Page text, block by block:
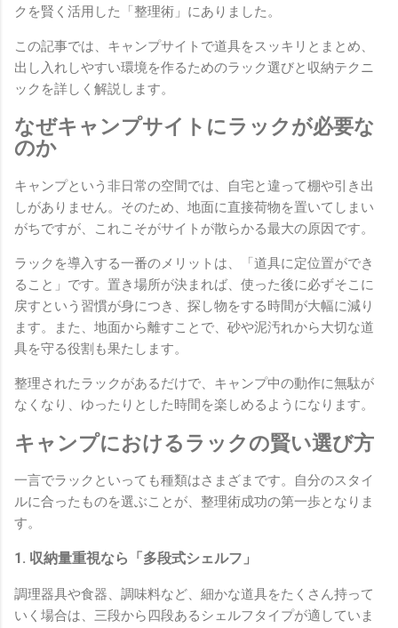
クを賢く活用した「整理術」にありました。
この記事では、キャンプサイトで道具をスッキリとまとめ、
出し入れしやすい環境を作るためのラック選びと収納テクニ
ックを詳しく解説します。
なぜキャンプサイトにラックが必要な
のか
キャンプという非日常の空間では、自宅と違って棚や引き出
しがありません。そのため、地面に直接荷物を置いてしまい
がちですが、これこそがサイトが散らかる最大の原因です。
ラックを導入する一番のメリットは、「道具に定位置ができ
ること」です。置き場所が決まれば、使った後に必ずそこに
戻すという習慣が身につき、探し物をする時間が大幅に減り
ます。また、地面から離すことで、砂や泥汚れから大切な道
具を守る役割も果たします。
整理されたラックがあるだけで、キャンプ中の動作に無駄が
なくなり、ゆったりとした時間を楽しめるようになります。
キャンプにおけるラックの賢い選び方
一言でラックといっても種類はさまざまです。自分のスタイ
ルに合ったものを選ぶことが、整理術成功の第一歩となりま
す。
1. 収納量重視なら「多段式シェルフ」
調理器具や食器、調味料など、細かな道具をたくさん持って
いく場合は、三段から四段あるシェルフタイプが適していま